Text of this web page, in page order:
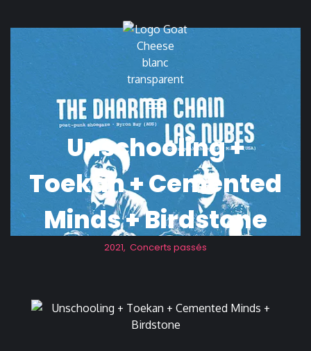
Unschooling +
Toekan + Cemented
Minds + Birdstone
2021, Concerts passés